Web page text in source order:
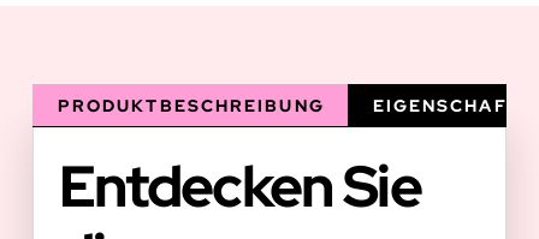
PRODUKTBESCHREIBUNG
Entdecken Sie